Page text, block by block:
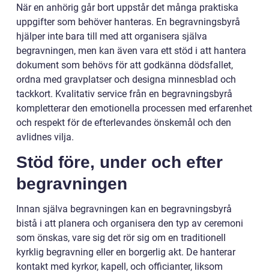
När en anhörig går bort uppstår det många praktiska
uppgifter som behöver hanteras. En begravningsbyrå
hjälper inte bara till med att organisera själva
begravningen, men kan även vara ett stöd i att hantera
dokument som behövs för att godkänna dödsfallet,
ordna med gravplatser och designa minnesblad och
tackkort. Kvalitativ service från en begravningsbyrå
kompletterar den emotionella processen med erfarenhet
och respekt för de efterlevandes önskemål och den
avlidnes vilja.
Stöd före, under och efter
begravningen
Innan själva begravningen kan en begravningsbyrå
bistå i att planera och organisera den typ av ceremoni
som önskas, vare sig det rör sig om en traditionell
kyrklig begravning eller en borgerlig akt. De hanterar
kontakt med kyrkor, kapell, och officianter, liksom